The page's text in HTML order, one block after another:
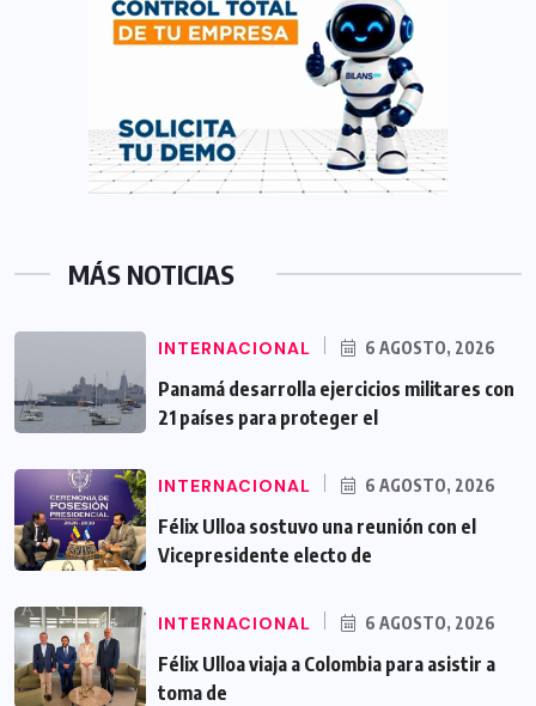
MÁS NOTICIAS
INTERNACIONAL 6 AGOSTO, 2026
Panamá desarrolla ejercicios militares con
21 países para proteger el
INTERNACIONAL 6 AGOSTO, 2026
Félix Ulloa sostuvo una reunión con el
Vicepresidente electo de
INTERNACIONAL 6 AGOSTO, 2026
Félix Ulloa viaja a Colombia para asistir a
toma de